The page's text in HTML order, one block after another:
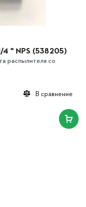
4 " NPS (538205)
распылителя со
В сравнение